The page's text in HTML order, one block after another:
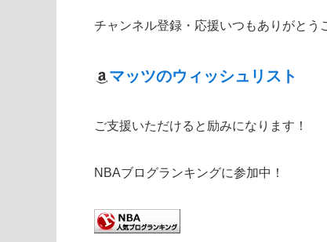
チャンネル登録・応援いつもありがとう
マッツのウィッシュリスト
ご支援いただけると励みになります！
NBAブログランキングに参加中！